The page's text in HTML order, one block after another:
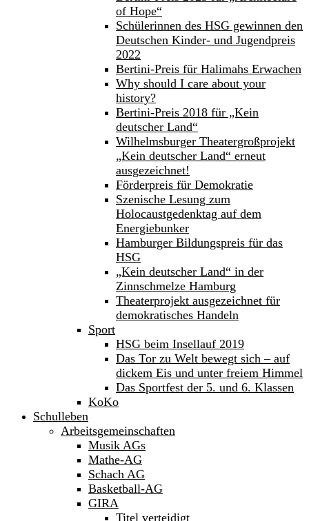
of Hope“
Schülerinnen des HSG gewinnen den
Deutschen Kinder- und Jugendpreis
2022
Bertini-Preis für Halimahs Erwachen
Why should I care about your
history?
Bertini-Preis 2018 für „Kein
deutscher Land“
Wilhelmsburger Theatergroßprojekt
„Kein deutscher Land“ erneut
ausgezeichnet!
Förderpreis für Demokratie
Szenische Lesung zum
Holocaustgedenktag auf dem
Energiebunker
Hamburger Bildungspreis für das
HSG
„Kein deutscher Land“ in der
Zinnschmelze Hamburg
Theaterprojekt ausgezeichnet für
demokratisches Handeln
Sport
HSG beim Insellauf 2019
Das Tor zu Welt bewegt sich – auf
dickem Eis und unter freiem Himmel
Das Sportfest der 5. und 6. Klassen
KoKo
Schulleben
Arbeitsgemeinschaften
Musik AGs
Mathe-AG
Schach AG
Basketball-AG
GIRA
Titel verteidigt